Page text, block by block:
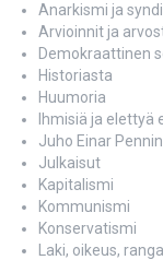
Anarkismi ja
Arvioinnit ja
Demokraattinen
Historiasta
Huumoria
Ihmisiä ja elettyä
Juho Einar
Julkaisut
Kapitalismi
Kommunismi
Konservatismi
Laki, oikeus,